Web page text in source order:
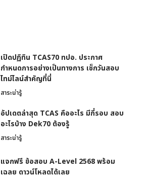
เปิดปฏิทิน TCAS70 ทปอ. ประกาศ
กำหนดการอย่างเป็นทางการ เช็กวันสอบ
ไทม์ไลน์สำคัญที่นี่
สาระน่ารู้
อัปเดตล่าสุด TCAS คืออะไร มีกี่รอบ สอบ
อะไรบ้าง Dek70 ต้องรู้
สาระน่ารู้
แจกฟรี ข้อสอบ A-Level 2568 พร้อม
เฉลย ดาวน์โหลดได้เลย